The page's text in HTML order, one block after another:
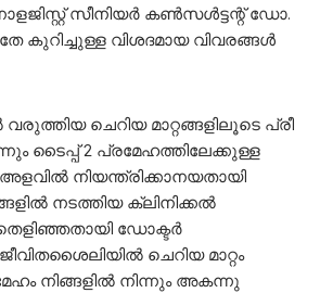
സീനിയര്‍ കണ്‍സള്‍ട്ടന്റ് ഡോ.
കുറിച്ചുള്ള വിശദമായ വിവരങ്ങള്‍
ചെറിയ മാറ്റങ്ങളിലൂടെ പ്രീ
ടൈപ്പ് 2 പ്രമേഹത്തിലേക്കുള്ള
നിയന്ത്രിക്കാനയതായി
നടത്തിയ ക്ലിനിക്കല്‍
ഡോക്ടർ
ചെറിയ മാറ്റം
നിങ്ങളിൽ നിന്നും അകന്നു